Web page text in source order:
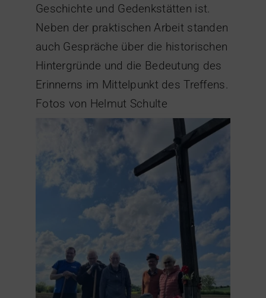
Geschichte und Gedenkstätten ist.
Neben der praktischen Arbeit standen
auch Gespräche über die historischen
Hintergründe und die Bedeutung des
Erinnerns im Mittelpunkt des Treffens.
Fotos von Helmut Schulte